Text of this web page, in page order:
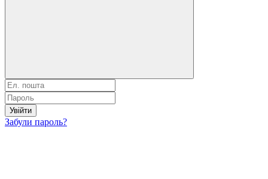
Увійти
Забули пароль?